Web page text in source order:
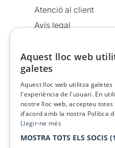
Atenció al client
Avís legal
Política de cookies
Condicions d’ús
Comunicacions
Anuncia’t
Vull rebre la
Aquest lloc web
galetes
Aquest lloc web utilitza
l'experiència de l'usuari. En
nostre lloc web, accepteu totes
d’acord amb la nostra Política
Llegir-ne més
MOSTRA TOTS ELS SOCIS